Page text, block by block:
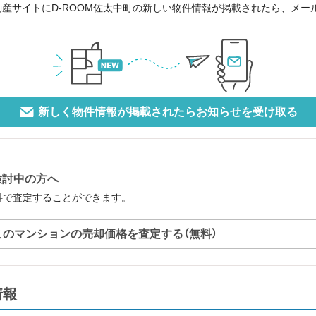
サイトにD-ROOM佐太中町の新しい物件情報が掲載されたら、メー
新しく物件情報が掲載されたらお知らせを受け取る
中の方へ
査定することができます。
のマンションの売却価格を査定する（無料）